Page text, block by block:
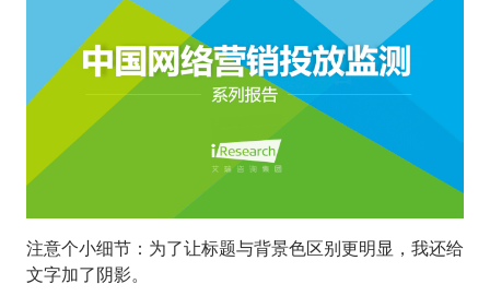
注意个小细节：为了让标题与背景色区别更明显，我还给
文字加了阴影。